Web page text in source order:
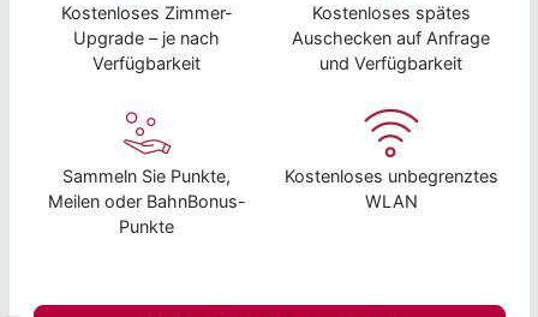
Kostenloses Zimmer-
Upgrade – je nach
Verfügbarkeit
Kostenloses spätes
Auschecken auf Anfrage
und Verfügbarkeit
Sammeln Sie Punkte,
Meilen oder BahnBonus-
Punkte
Kostenloses unbegrenztes
WLAN